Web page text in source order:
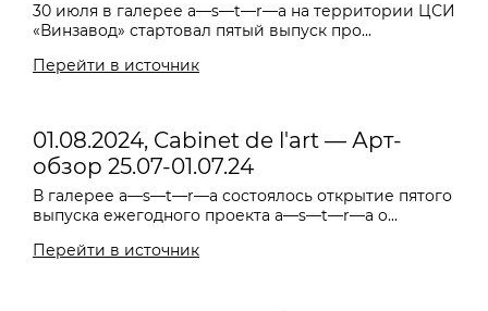
30 июля в галерее a—s—t—r—a на территории ЦСИ
«Винзавод» стартовал пятый выпуск про...
Перейти в источник
01.08.2024, Cabinet de l'art — Арт-
обзор 25.07-01.07.24
В галерее a—s—t—r—a состоялось открытие пятого
выпуска ежегодного проекта a—s—t—r—a o...
Перейти в источник